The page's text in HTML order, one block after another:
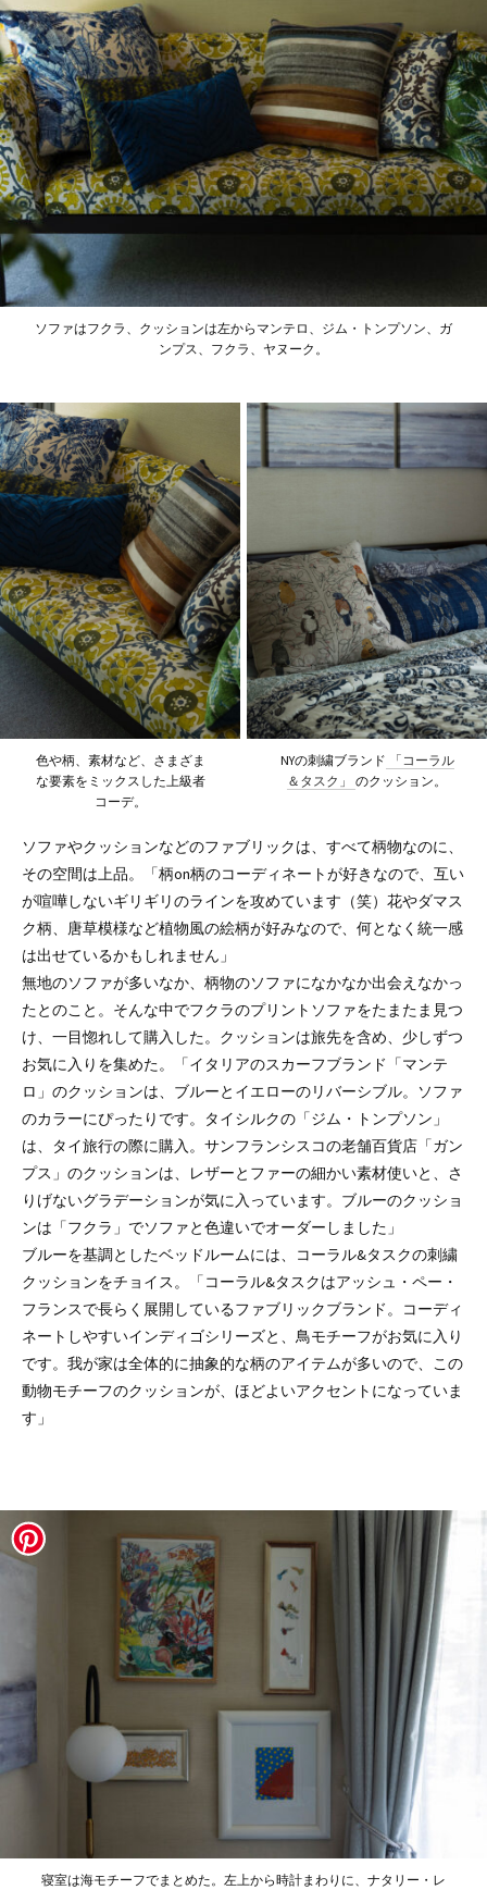
ソファはフクラ、クッションは左からマンテロ、ジム・トンプソン、ガ
ンプス、フクラ、ヤヌーク。
色や柄、素材など、さまざま
な要素をミックスした上級者
コーデ。
NYの刺繍ブランド
「コーラル
＆タスク」
のクッション。
ソファやクッションなどのファブリックは、すべて柄物なのに、
その空間は上品。「柄on柄のコーディネートが好きなので、互い
が喧嘩しないギリギリのラインを攻めています（笑）花やダマス
ク柄、唐草模様など植物風の絵柄が好みなので、何となく統一感
は出せているかもしれません」
無地のソファが多いなか、柄物のソファになかなか出会えなかっ
たとのこと。そんな中でフクラのプリントソファをたまたま見つ
け、一目惚れして購入した。クッションは旅先を含め、少しずつ
お気に入りを集めた。「イタリアのスカーフブランド「マンテ
ロ」のクッションは、ブルーとイエローのリバーシブル。ソファ
のカラーにぴったりです。タイシルクの「ジム・トンプソン」
は、タイ旅行の際に購入。サンフランシスコの老舗百貨店「ガン
プス」のクッションは、レザーとファーの細かい素材使いと、さ
りげないグラデーションが気に入っています。ブルーのクッショ
ンは「フクラ」でソファと色違いでオーダーしました」
ブルーを基調としたベッドルームには、コーラル&タスクの刺繍
クッションをチョイス。「コーラル&タスクはアッシュ・ペー・
フランスで長らく展開しているファブリックブランド。コーディ
ネートしやすいインディゴシリーズと、鳥モチーフがお気に入り
です。我が家は全体的に抽象的な柄のアイテムが多いので、この
動物モチーフのクッションが、ほどよいアクセントになっていま
す」
寝室は海モチーフでまとめた。左上から時計まわりに、ナタリー・レ